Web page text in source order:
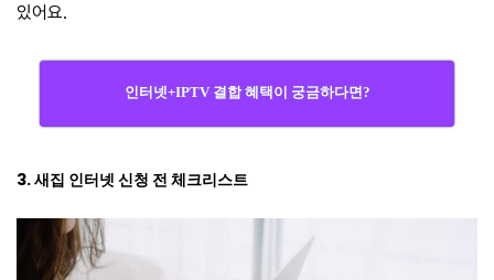
있어요.
인터넷+IPTV 결합 혜택이 궁금하다면?
3. 새집 인터넷 신청 전 체크리스트